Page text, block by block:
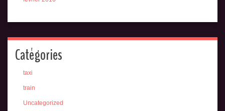
Catégories
taxi
train
Uncategorized